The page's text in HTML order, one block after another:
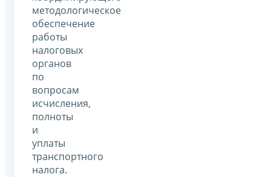
методологическое
обеспечение
работы
налоговых
органов
по
вопросам
исчисления,
полноты
и
уплаты
транспортного
налога.